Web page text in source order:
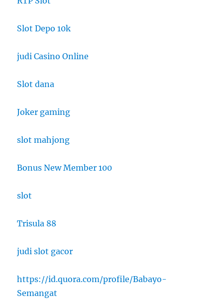
Slot Depo 10k
judi Casino Online
Slot dana
Joker gaming
slot mahjong
Bonus New Member 100
slot
Trisula 88
judi slot gacor
https://id.quora.com/profile/Babayo-
Semangat